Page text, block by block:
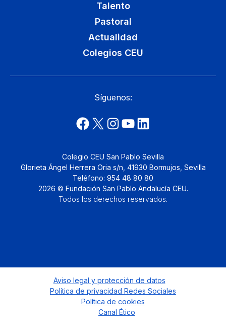
Talento
Pastoral
Actualidad
Colegios CEU
Síguenos:
Colegio CEU San Pablo Sevilla
Glorieta Ángel Herrera Oria s/n, 41930 Bormujos, Sevilla
Teléfono: 954 48 80 80
2026 © Fundación San Pablo Andalucía CEU.
Todos los derechos reservados.
Aviso legal y protección de datos
Política de privacidad Redes Sociales
Política de cookies
Canal Ético